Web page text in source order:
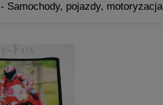
Samochody, pojazdy, motoryzacja